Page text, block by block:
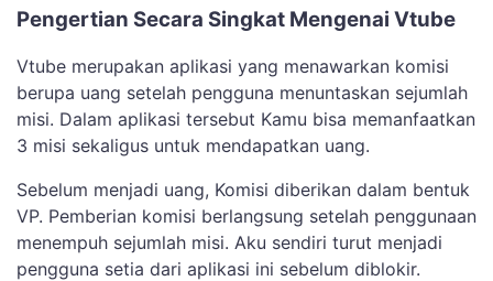
Pengertian Secara Singkat Mengenai Vtube
Vtube merupakan aplikasi yang menawarkan komisi
berupa uang setelah pengguna menuntaskan sejumlah
misi. Dalam aplikasi tersebut Kamu bisa memanfaatkan
3 misi sekaligus untuk mendapatkan uang.
Sebelum menjadi uang, Komisi diberikan dalam bentuk
VP. Pemberian komisi berlangsung setelah penggunaan
menempuh sejumlah misi. Aku sendiri turut menjadi
pengguna setia dari aplikasi ini sebelum diblokir.